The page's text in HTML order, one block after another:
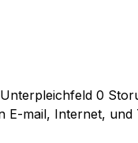
0
E-mail, Internet, und